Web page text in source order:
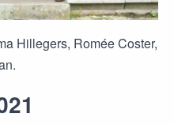
Hillegers, Romée Coster,